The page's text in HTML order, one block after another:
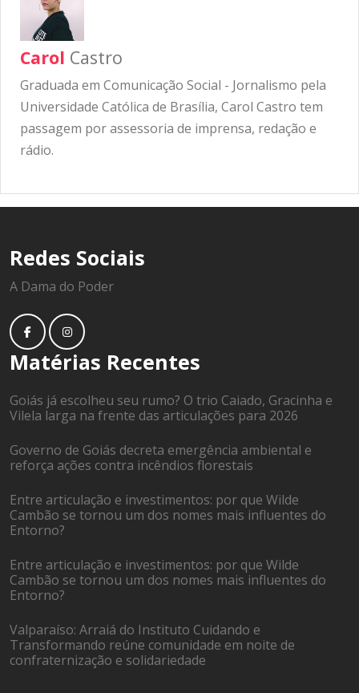
Carol Castro
Graduada em Comunicação Social - Jornalismo pela
Universidade Católica de Brasília, Carol Castro tem
passagem por assessoria de imprensa, redação e
rádio.
Redes Sociais
A Dama do Poder
Matérias Recentes
Goiás já escolheu seu rumo? O trio Caiado, Gracinha e
Vilela larga na frente das articulações para 2026
Governo de Goiás decreta emergência ambiental e
reforça ações contra incêndios florestais
Entre articulação e investimentos: por que Wilde
Cambão se tornou um dos nomes mais influentes do
Entorno?
Entre articulação e investimentos: por que Wilde
Cambão se tornou um dos nomes mais influentes do
Entorno?
Valparaíso: Arraiá do Instituto Cuidando e
Transformando reúne comunidade em noite de
confraternização e solidariedade